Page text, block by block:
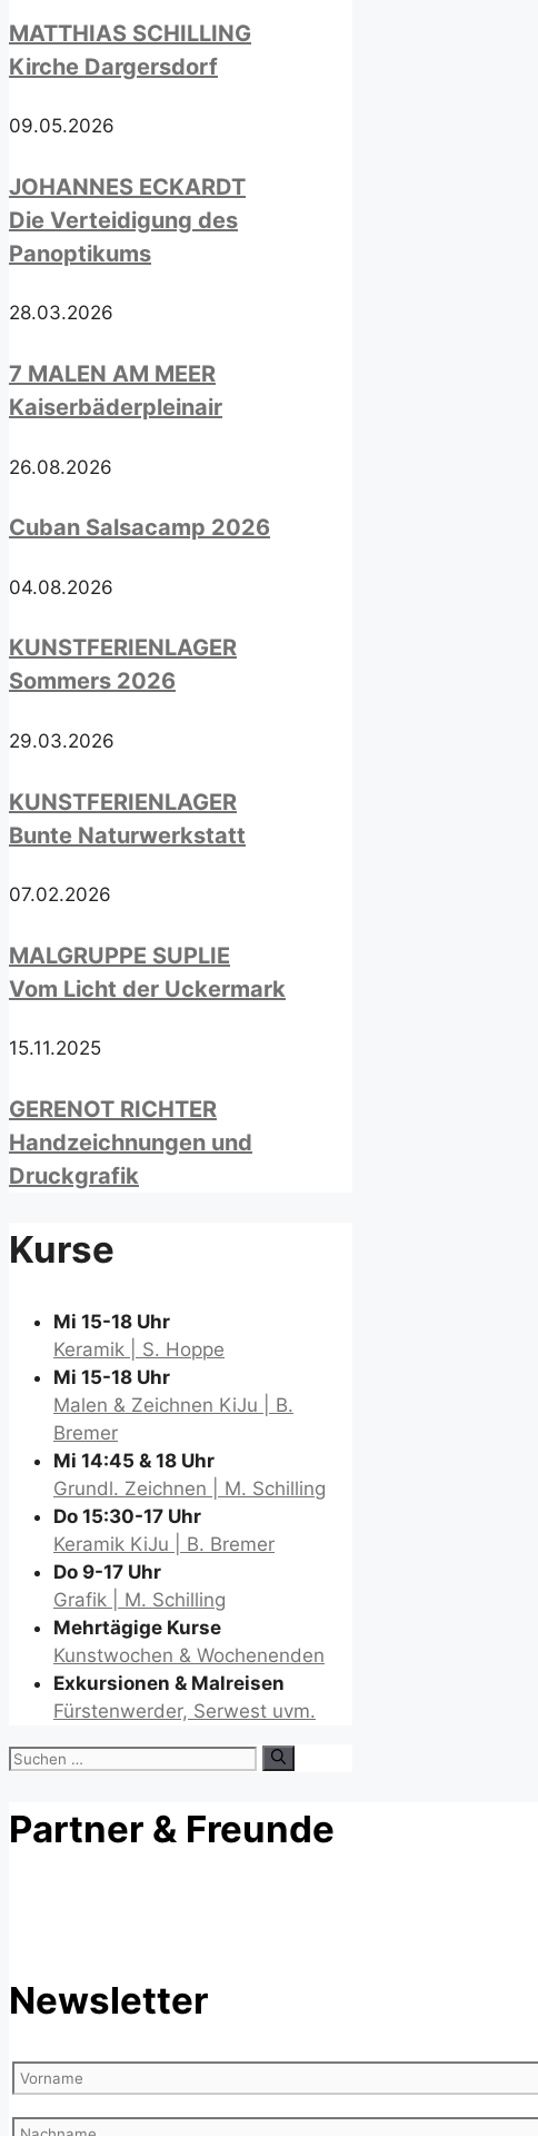
MATTHIAS SCHILLING
Kirche Dargersdorf
09.05.2026
JOHANNES ECKARDT
Die Verteidigung des
Panoptikums
28.03.2026
7 MALEN AM MEER
Kaiserbäderpleinair
26.08.2026
Cuban Salsacamp 2026
04.08.2026
KUNSTFERIENLAGER
Sommers 2026
29.03.2026
KUNSTFERIENLAGER
Bunte Naturwerkstatt
07.02.2026
MALGRUPPE SUPLIE
Vom Licht der Uckermark
15.11.2025
GERENOT RICHTER
Handzeichnungen und
Druckgrafik
Kurse
Mi 15-18 Uhr
Keramik | S. Hoppe
Mi 15-18 Uhr
Malen & Zeichnen KiJu | B.
Bremer
Mi 14:45 & 18 Uhr
Grundl. Zeichnen | M. Schilling
Do 15:30-17 Uhr
Keramik KiJu | B. Bremer
Do 9-17 Uhr
Grafik | M. Schilling
Mehrtägige Kurse
Kunstwochen & Wochenenden
Exkursionen & Malreisen
Fürstenwerder, Serwest uvm.
Suchen
Partner & Freunde
Newsletter